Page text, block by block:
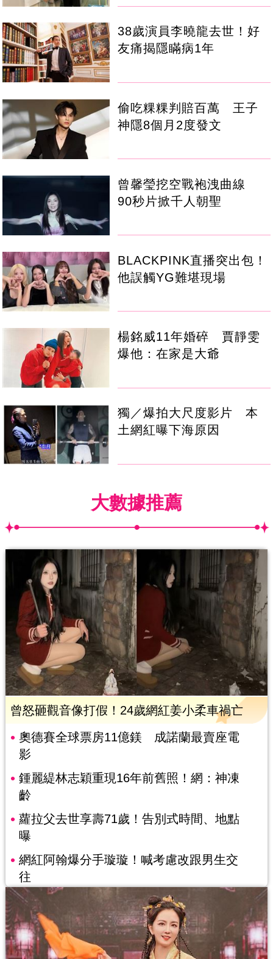
38歲演員李曉龍去世！好
友痛揭隱瞞病1年
偷吃粿粿判賠百萬 王子
神隱8個月2度發文
曾馨瑩挖空戰袍洩曲線
90秒片掀千人朝聖
BLACKPINK直播突出包！
他誤觸YG難堪現場
楊銘威11年婚碎 賈靜雯
爆他：在家是大爺
獨／爆拍大尺度影片 本
土網紅曝下海原因
大數據推薦
曾怒砸觀音像打假！24歲網紅姜小柔車禍亡
奧德賽全球票房11億鎂 成諾蘭最賣座電
影
鍾麗緹林志穎重現16年前舊照！網：神凍
齡
蘿拉父去世享壽71歲！告別式時間、地點
曝
網紅阿翰爆分手璇璇！喊考慮改跟男生交
往